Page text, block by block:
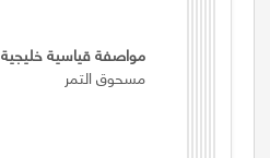
مواصفة قياسية خليجية
مسحوق التمر